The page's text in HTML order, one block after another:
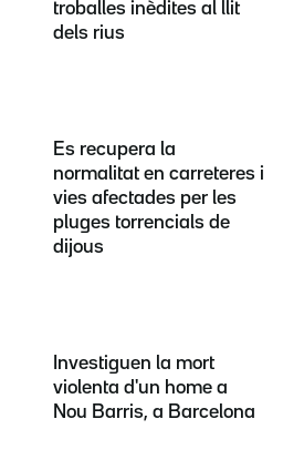
troballes inèdites al llit
dels rius
Es recupera la
normalitat en carreteres i
vies afectades per les
pluges torrencials de
dijous
Investiguen la mort
violenta d'un home a
Nou Barris, a Barcelona